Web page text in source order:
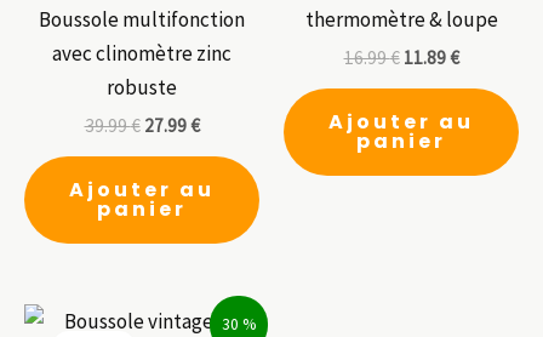
Boussole multifonction
avec clinomètre zinc
robuste
39.99€ 27.99€
Ajouter au
panier
thermomètre & loupe
16.99€ 11.89€
Ajouter au
panier
30 %